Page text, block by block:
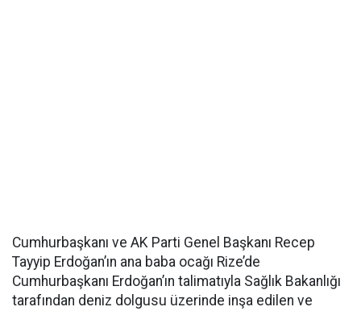
Cumhurbaşkanı ve AK Parti Genel Başkanı Recep
Tayyip Erdoğan’ın ana baba ocağı Rize’de
Cumhurbaşkanı Erdoğan’ın talimatıyla Sağlık Bakanlığı
tarafından deniz dolgusu üzerinde inşa edilen ve